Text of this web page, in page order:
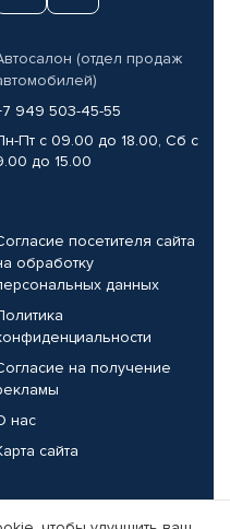
(отдел продаж
949 503-45-55
Пт с 09.00 до 18.00, Сб с
до 15.00
посетителя сайта
обработку
данных
на получение
нас
сайта